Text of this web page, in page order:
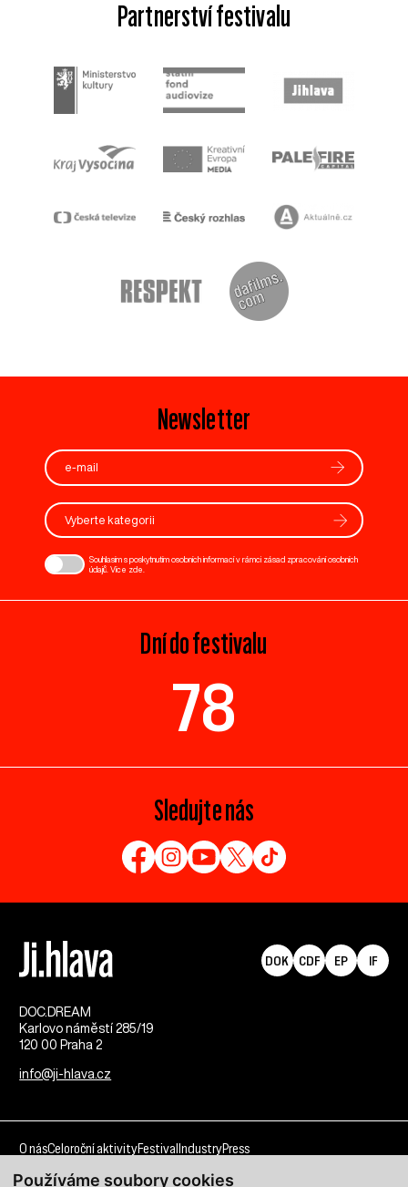
Používáme soubory cookies
Partnerství festivalu
Newsletter
Vyberte kategorii
Souhlasím s poskytnutím osobních informací v rámci zásad zpracování osobních
údajů. Více zde
Dní do festivalu
78
Sledujte nás
DOC.DREAM​
Karlovo náměstí 285/19
120 00 Praha 2
info@ji-hlava.cz
DOK CDF EP IF
O násCeloroční aktivityFestival IndustryPress